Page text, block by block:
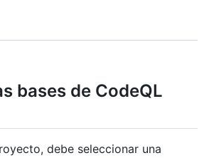
bases de CodeQL
debe seleccionar una